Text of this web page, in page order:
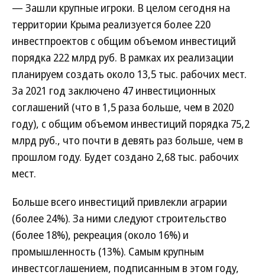
— Зашли крупные игроки. В целом сегодня на
территории Крыма реализуется более 220
инвестпроектов с общим объемом инвестиций
порядка 222 млрд руб. В рамках их реализации
планируем создать около 13,5 тыс. рабочих мест.
За 2021 год заключено 47 инвестиционных
соглашений (что в 1,5 раза больше, чем в 2020
году), с общим объемом инвестиций порядка 75,2
млрд руб., что почти в девять раз больше, чем в
прошлом году. Будет создано 2,68 тыс. рабочих
мест.
Больше всего инвестиций привлекли аграрии
(более 24%). За ними следуют строительство
(более 18%), рекреация (около 16%) и
промышленность (13%). Самым крупным
инвестсоглашением, подписанным в этом году,